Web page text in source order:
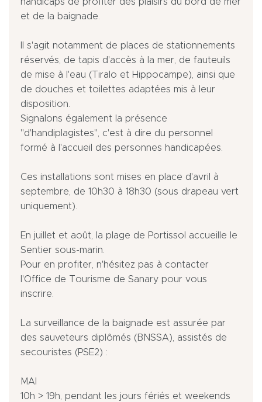
handicaps de profiter des plaisirs du bord de mer
et de la baignade.
Il s'agit notamment de places de stationnements
réservés, de tapis d'accès à la mer, de fauteuils
de mise à l'eau (Tiralo et Hippocampe), ainsi que
de douches et toilettes adaptées mis à leur
disposition.
Signalons également la présence
"d'handiplagistes", c'est à dire du personnel
formé à l'accueil des personnes handicapées.
Ces installations sont mises en place d'avril à
septembre, de 10h30 à 18h30 (sous drapeau vert
uniquement).
En juillet et août, la plage de Portissol accueille le
Sentier sous-marin.
Pour en profiter, n'hésitez pas à contacter
l'Office de Tourisme de Sanary pour vous
inscrire.
La surveillance de la baignade est assurée par
des sauveteurs diplômés (BNSSA), assistés de
secouristes (PSE2) :
MAI
10h > 19h, pendant les jours fériés et weekends